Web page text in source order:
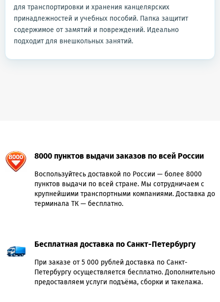
для транспортировки и хранения канцелярских
принадлежностей и учебных пособий. Папка защитит
содержимое от замятий и повреждений. Идеально
подходит для внешкольных занятий.
8000 пунктов выдачи заказов по всей России
Воспользуйтесь доставкой по России — более 8000
пунктов выдачи по всей стране. Мы сотрудничаем с
крупнейшими транспортными компаниями. Доставка до
терминала ТК — бесплатно.
Бесплатная доставка по Санкт-Петербургу
При заказе от 5 000 рублей доставка по Санкт-
Петербургу осуществляется бесплатно. Дополнительно
предоставляем услуги подъёма, сборки и такелажа.